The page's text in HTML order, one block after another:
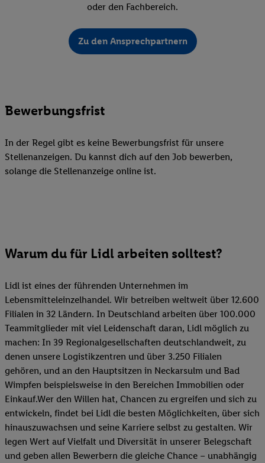
oder den Fachbereich.
Zu den Ansprechpartnern
Bewerbungsfrist
In der Regel gibt es keine Bewerbungsfrist für unsere
Stellenanzeigen. Du kannst dich auf den Job bewerben,
solange die Stellenanzeige online ist.
Warum du für Lidl arbeiten solltest?
Lidl ist eines der führenden Unternehmen im
Lebensmitteleinzelhandel. Wir betreiben weltweit über 12.600
Filialen in 32 Ländern. In Deutschland arbeiten über 100.000
Teammitglieder mit viel Leidenschaft daran, Lidl möglich zu
machen: In 39 Regionalgesellschaften deutschlandweit, zu
denen unsere Logistikzentren und über 3.250 Filialen
gehören, und an den Hauptsitzen in Neckarsulm und Bad
Wimpfen beispielsweise in den Bereichen Immobilien oder
Einkauf.Wer den Willen hat, Chancen zu ergreifen und sich zu
entwickeln, findet bei Lidl die besten Möglichkeiten, über sich
hinauszuwachsen und seine Karriere selbst zu gestalten. Wir
legen Wert auf Vielfalt und Diversität in unserer Belegschaft
und geben allen Bewerbern die gleiche Chance – unabhängig